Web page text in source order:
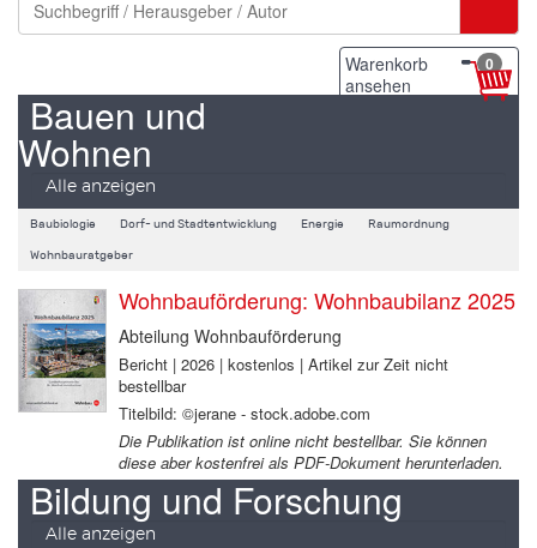
Warenkorb
ansehen
0
Bauen und
Wohnen
Alle anzeigen
Baubiologie Dorf- und Stadtentwicklung Energie Raumordnung
Wohnbauratgeber
Wohnbauförderung: Wohnbaubilanz 2025
Abteilung Wohnbauförderung
Bericht | 2026 | kostenlos | Artikel zur Zeit nicht
bestellbar
Titelbild: ©jerane - stock.adobe.com
Die Publikation ist online nicht bestellbar. Sie können
diese aber kostenfrei als PDF-Dokument herunterladen.
Bildung und Forschung
Alle anzeigen